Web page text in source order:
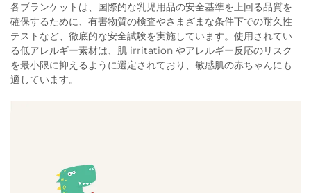
各ブランケットは、国際的な乳児用品の安全基準を上回る品質を
確保するために、有害物質の検査やさまざまな条件下での耐久性
テストなど、徹底的な安全試験を実施しています。使用されてい
る低アレルギー素材は、肌 irritation やアレルギー反応のリスク
を最小限に抑えるように選定されており、敏感肌の赤ちゃんにも
適しています。